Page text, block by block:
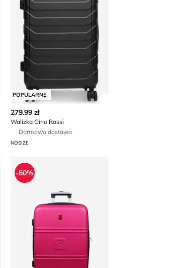
Zobacz szczegóły produktu
POPULARNE
279.99 zł
Walizka Gino Rossi
Darmowa dostawa
NOSIZE
Walizka
-50%